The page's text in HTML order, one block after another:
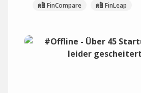
FinCompare
FinLeap